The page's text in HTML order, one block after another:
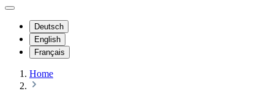
Deutsch
English
Français
Home